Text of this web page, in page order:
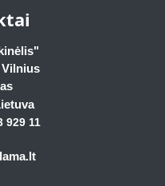
Vilnius
929 11